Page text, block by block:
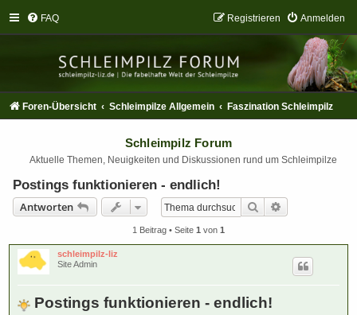
FAQ Anmelden
Registrieren
Foren-Übersicht Schleimpilze Allgemein Faszination Schleimpilz
Schleimpilz Forum
Aktuelle Themen, Neuigkeiten und Diskussionen rund um Schleimpilze
Postings funktionieren - endlich!
Antworten
Suche
1 Beitrag • Seite 1 von 1
schleimpilz-liz
Site Admin
Postings funktionieren - endlich!